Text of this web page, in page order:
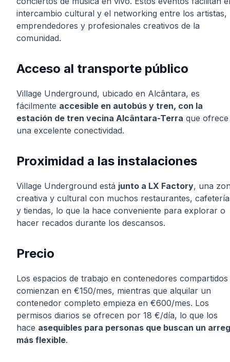
intercambio cultural y el networking entre los artistas,
emprendedores y profesionales creativos de la
comunidad.
Acceso al transporte público
Village Underground, ubicado en Alcântara, es
fácilmente accesible en autobús y tren, con la
estación de tren vecina Alcântara-Terra que ofrece
una excelente conectividad.
Proximidad a las instalaciones
Village Underground está junto a LX Factory, una
creativa y cultural con muchos restaurantes,
y tiendas, lo que la hace conveniente para explorar o
hacer recados durante los descansos.
Precio
Los espacios de trabajo en contenedores compartidos
comienzan en €150/mes, mientras que alquilar un
contenedor completo empieza en €600/mes. Los
permisos diarios se ofrecen por 18 €/día, lo que los
hace asequibles para personas que buscan un
más flexible.